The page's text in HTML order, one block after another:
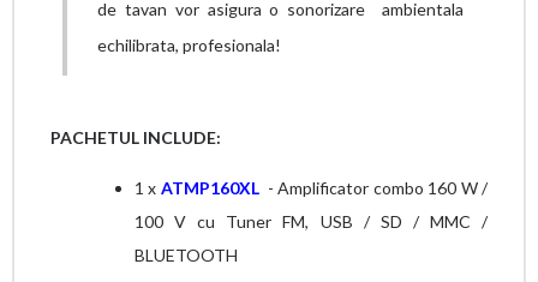
de tavan vor asigura o sonorizare ambientala
echilibrata, profesionala!
PACHETUL INCLUDE:
1 x ATMP160XL - Amplificator combo 160 W /
100 V cu Tuner FM, USB / SD / MMC /
BLUETOOTH